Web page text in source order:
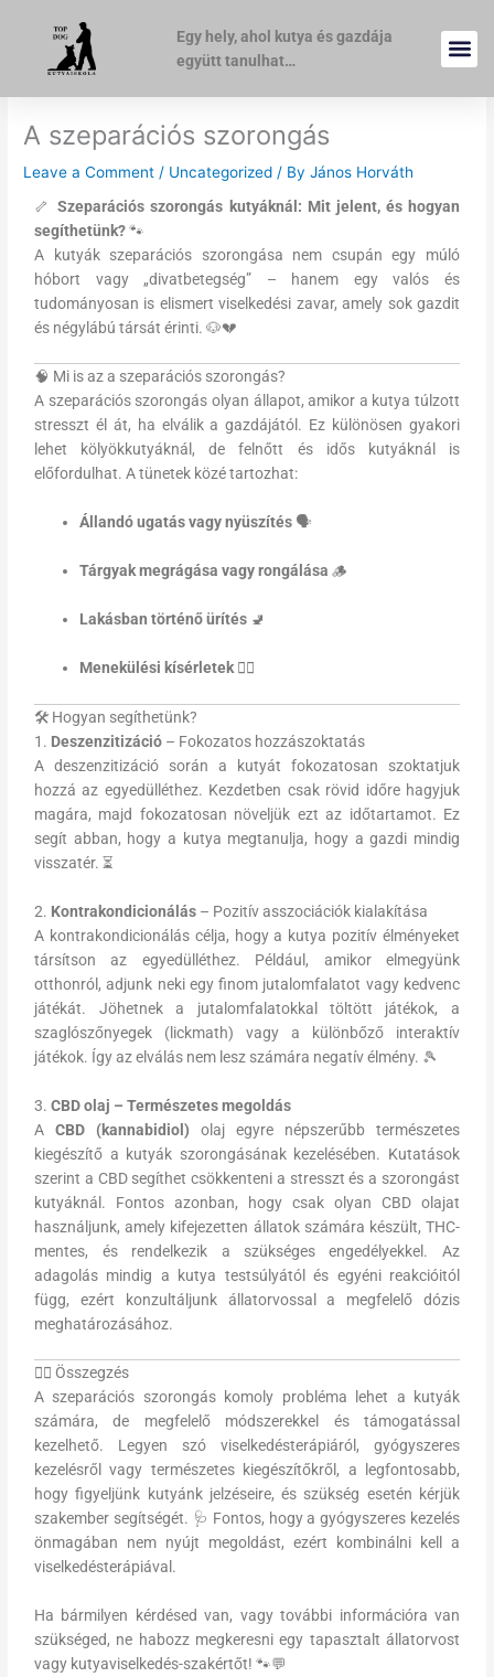
Egy hely, ahol kutya és gazdája
együtt tanulhat…
A szeparációs szorongás
Leave a Comment / Uncategorized / ByJános Horváth
🦴Szeparációs szorongás kutyáknál: Mit jelent, és hogyan
segíthetünk?🐾
A kutyák szeparációs szorongása nem csupán egy múló
hóbort vagy „divatbetegség” – hanem egy valós és
tudományosan is elismert viselkedési zavar, amely sok gazdit
és négylábú társát érinti. 🐶💔
🧠 Mi is az a szeparációs szorongás?
A szeparációs szorongás olyan állapot, amikor a kutya túlzott
stresszt él át, ha elválik a gazdájától. Ez különösen gyakori
lehet kölyökkutyáknál, de felnőtt és idős kutyáknál is
előfordulhat. A tünetek közé tartozhat:
Állandó ugatás vagy nyüszítés 🗣️
Tárgyak megrágása vagy rongálása 🪵
Lakásban történő ürítés 🚽
Menekülési kísérletek 🏃‍♂️
🛠️ Hogyan segíthetünk?
1. Deszenzitizáció – Fokozatos hozzászoktatás
A deszenzitizáció során a kutyát fokozatosan szoktatjuk
hozzá az egyedülléthez. Kezdetben csak rövid időre hagyjuk
magára, majd fokozatosan növeljük ezt az időtartamot. Ez
segít abban, hogy a kutya megtanulja, hogy a gazdi mindig
visszatér. ⏳
2. Kontrakondicionálás – Pozitív asszociációk kialakítása
A kontrakondicionálás célja, hogy a kutya pozitív élményeket
társítson az egyedülléthez. Például, amikor elmegyünk
otthonról, adjunk neki egy finom jutalomfalatot vagy kedvenc
játékát. Jöhetnek a jutalomfalatokkal töltött játékok, a
szaglószőnyegek (lickmath) vagy a különbőző interaktív
játékok. Így az elválás nem lesz számára negatív élmény. 🎾
3.CBD olaj – Természetes megoldás
ACBD (kannabidiol) olaj egyre népszerűbb természetes
kiegészítő a kutyák szorongásának kezelésében. Kutatások
szerint a CBD segíthet csökkenteni a stresszt és a szorongást
kutyáknál. Fontos azonban, hogy csak olyan CBD olajat
használjunk, amely kifejezetten állatok számára készült, THC-
mentes, és rendelkezik a szükséges engedélyekkel. Az
adagolás mindig a kutya testsúlyától és egyéni reakcióitól
függ, ezért konzultáljunk állatorvossal a megfelelő dózis
meghatározásához.
🐕‍🦺 Összegzés
A szeparációs szorongás komoly probléma lehet a kutyák
számára, de megfelelő módszerekkel és támogatással
kezelhető. Legyen szó viselkedésterápiáról, gyógyszeres
kezelésről vagy természetes kiegészítőkről, a legfontosabb,
hogy figyeljünk kutyánk jelzéseire, és szükség esetén kérjük
szakember segítségét. 🩺 Fontos, hogy a gyógyszeres kezelés
önmagában nem nyújt megoldást, ezért kombinálni kell a
viselkedésterápiával.
Ha bármilyen kérdésed van, vagy további információra van
szükséged, ne habozz megkeresni egy tapasztalt állatorvost
vagy kutyaviselkedés-szakértőt! 🐾💬